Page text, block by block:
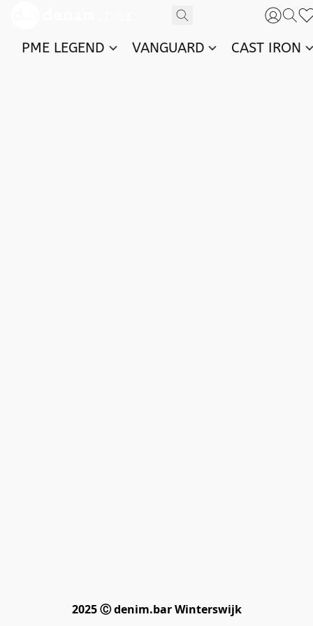
PME LEGEND VANGUARD CAST IRON
2025 Ⓒ denim.bar Winterswijk